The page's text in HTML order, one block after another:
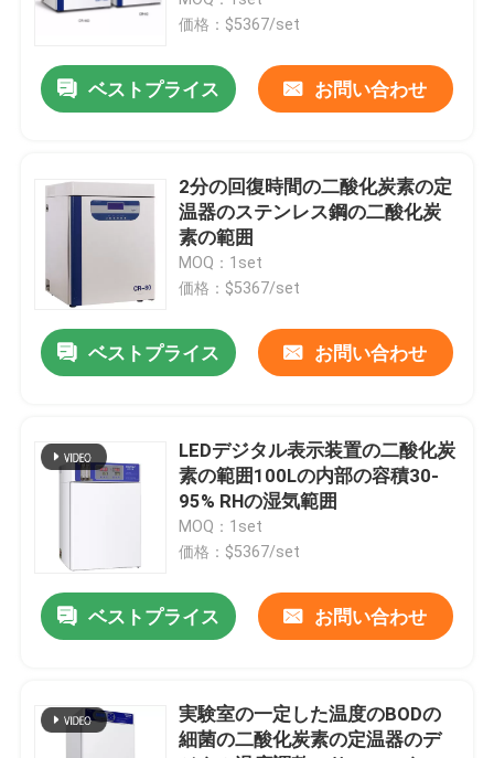
すべての場合
実験室のより乾燥したオーブン
工業用乾燥オーブン
恒温恒湿槽
層流のキャビネット
真空乾燥オーブン
価格：$5367/set
ベストプライス お問い合わせ
2分の回復時間の二酸化炭素の定
温器のステンレス鋼の二酸化炭
素の範囲
MOQ：1set
価格：$5367/set
ベストプライス お問い合わせ
LEDデジタル表示装置の二酸化炭
素の範囲100Lの内部の容積30-
95% RHの湿気範囲
MOQ：1set
価格：$5367/set
ベストプライス お問い合わせ
実験室の一定した温度のBODの
細菌の二酸化炭素の定温器のデ